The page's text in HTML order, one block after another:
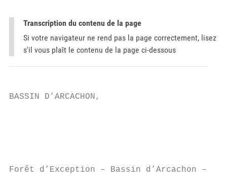
Transcription du contenu de la page
Si votre navigateur ne rend pas la page correctement, lisez
s'il vous plaît le contenu de la page ci-dessous
BASSIN D’ARCACHON,
Forêt d’Exception – Bassin